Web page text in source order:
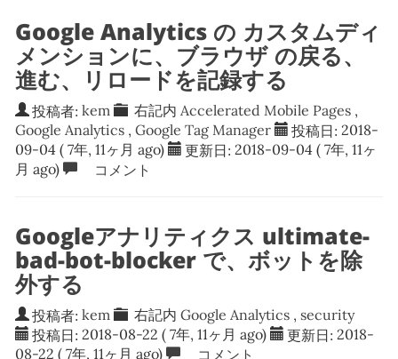
Google Analytics の カスタムディ
メンションに、ブラウザ の戻る、
進む、リロードを記録する
投稿者: kem 右記内Accelerated Mobile Pages ,
Google Analytics , Google Tag Manager 投稿日: 2018-
09-04 ( 7年, 11ヶ月 ago) 更新日: 2018-09-04 ( 7年, 11ヶ
月 ago)
コメント
Googleアナリティクス ultimate-
bad-bot-blocker で、ボットを除
外する
投稿者: kem 右記内Google Analytics ,security
投稿日: 2018-08-22 ( 7年, 11ヶ月 ago) 更新日: 2018-
08-22 ( 7年, 11ヶ月 ago) コメント